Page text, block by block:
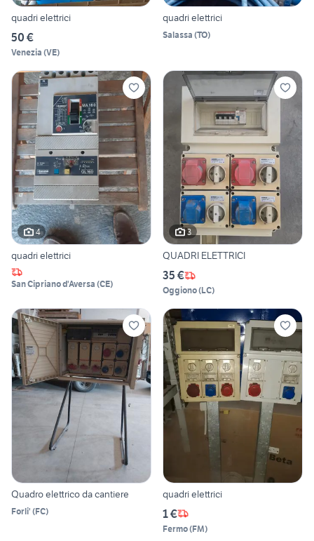
quadri elettrici
50 €
Venezia (VE)
quadri elettrici
Salassa (TO)
4
quadri elettrici
San Cipriano d'Aversa (CE)
3
QUADRI ELETTRICI
35 €
Oggiono(LC)
Quadro elettrico da cantiere
Forli' (FC)
quadri elettrici
1 €
Fermo(FM)